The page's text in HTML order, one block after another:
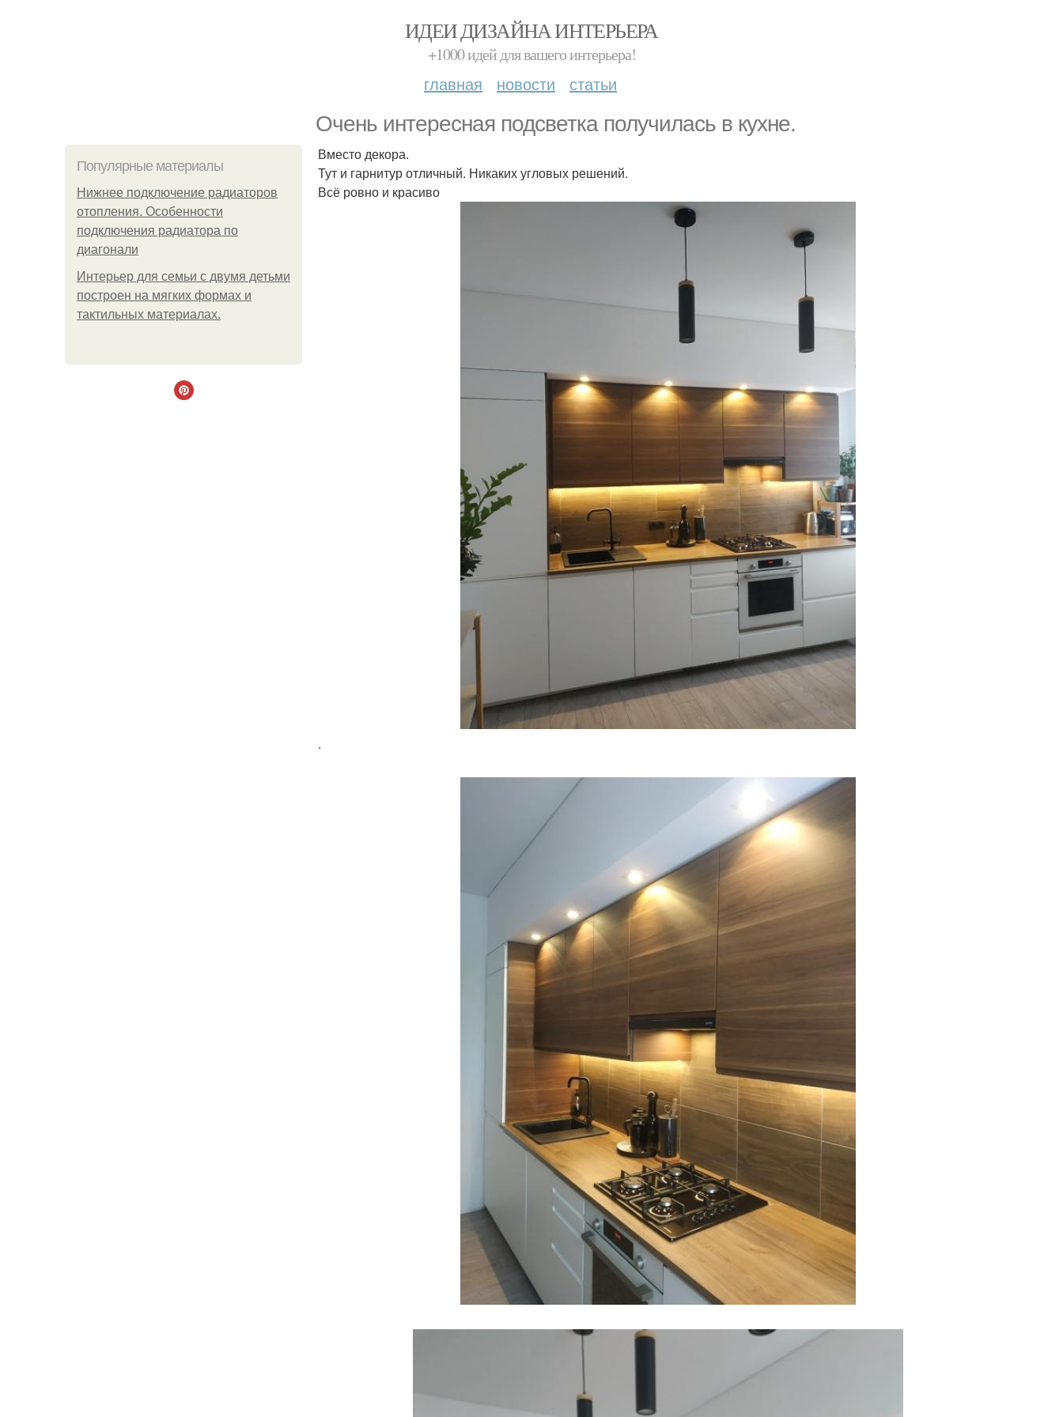
ИДЕИ ДИЗАЙНА ИНТЕРЬЕРА
+1000 идей для вашего интерьера!
главная новости статьи
Очень интересная подсветка получилась в кухне.
Популярные материалы
Нижнее подключение радиаторов
отопления. Особенности
подключения радиатора по
диагонали
Интерьер для семьи с двумя детьми
построен на мягких формах и
тактильных материалах.
Вместо декора.
Тут и гарнитур отличный. Никаких угловых решений.
Всё ровно и красиво
.